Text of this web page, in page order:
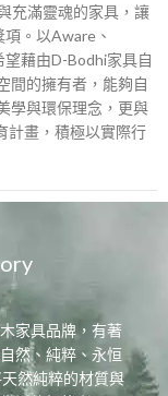
充滿靈魂的家具，讓
。以Aware、
藉由D-Bodhi家具自
間的擁有者，能夠自
學與環保理念，更與
計畫，積極以實際行
家具品牌，有著
然、純粹、永恒
然純粹的材質與